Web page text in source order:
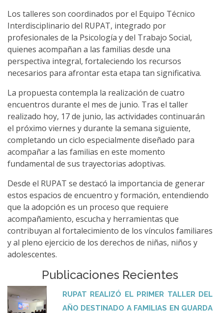
Los talleres son coordinados por el Equipo Técnico
Interdisciplinario del RUPAT, integrado por
profesionales de la Psicología y del Trabajo Social,
quienes acompañan a las familias desde una
perspectiva integral, fortaleciendo los recursos
necesarios para afrontar esta etapa tan significativa.
La propuesta contempla la realización de cuatro
encuentros durante el mes de junio. Tras el taller
realizado hoy, 17 de junio, las actividades continuarán
el próximo viernes y durante la semana siguiente,
completando un ciclo especialmente diseñado para
acompañar a las familias en este momento
fundamental de sus trayectorias adoptivas.
Desde el RUPAT se destacó la importancia de generar
estos espacios de encuentro y formación, entendiendo
que la adopción es un proceso que requiere
acompañamiento, escucha y herramientas que
contribuyan al fortalecimiento de los vínculos familiares
y al pleno ejercicio de los derechos de niñas, niños y
adolescentes.
Publicaciones Recientes
RUPAT REALIZÓ EL PRIMER TALLER DEL
AÑO DESTINADO A FAMILIAS EN GUARDA